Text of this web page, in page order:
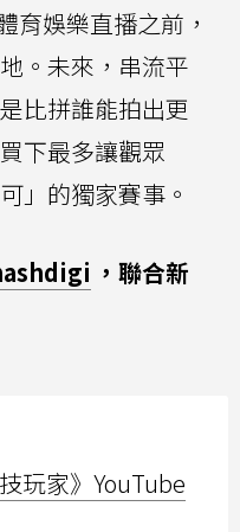
育娛樂直播之前，
。未來，串流平
比拼誰能拍出更
下最多讓觀眾
」的獨家賽事。
，聯合新
玩家》YouTube